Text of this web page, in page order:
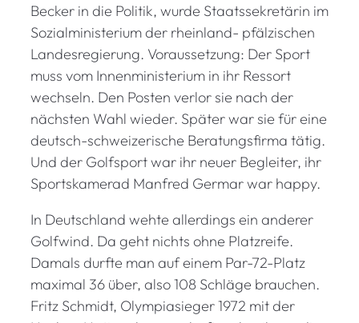
Becker in die Politik, wurde Staatssekretärin im
Sozialministerium der rheinland- pfälzischen
Landesregierung. Voraussetzung: Der Sport
muss vom Innenministerium in ihr Ressort
wechseln. Den Posten verlor sie nach der
nächsten Wahl wieder. Später war sie für eine
deutsch-schweizerische Beratungsfirma tätig.
Und der Golfsport war ihr neuer Begleiter, ihr
Sportskamerad Manfred Germar war happy.
In Deutschland wehte allerdings ein anderer
Golfwind. Da geht nichts ohne Platzreife.
Damals durfte man auf einem Par-72-Platz
maximal 36 über, also 108 Schläge brauchen.
Fritz Schmidt, Olympiasieger 1972 mit der